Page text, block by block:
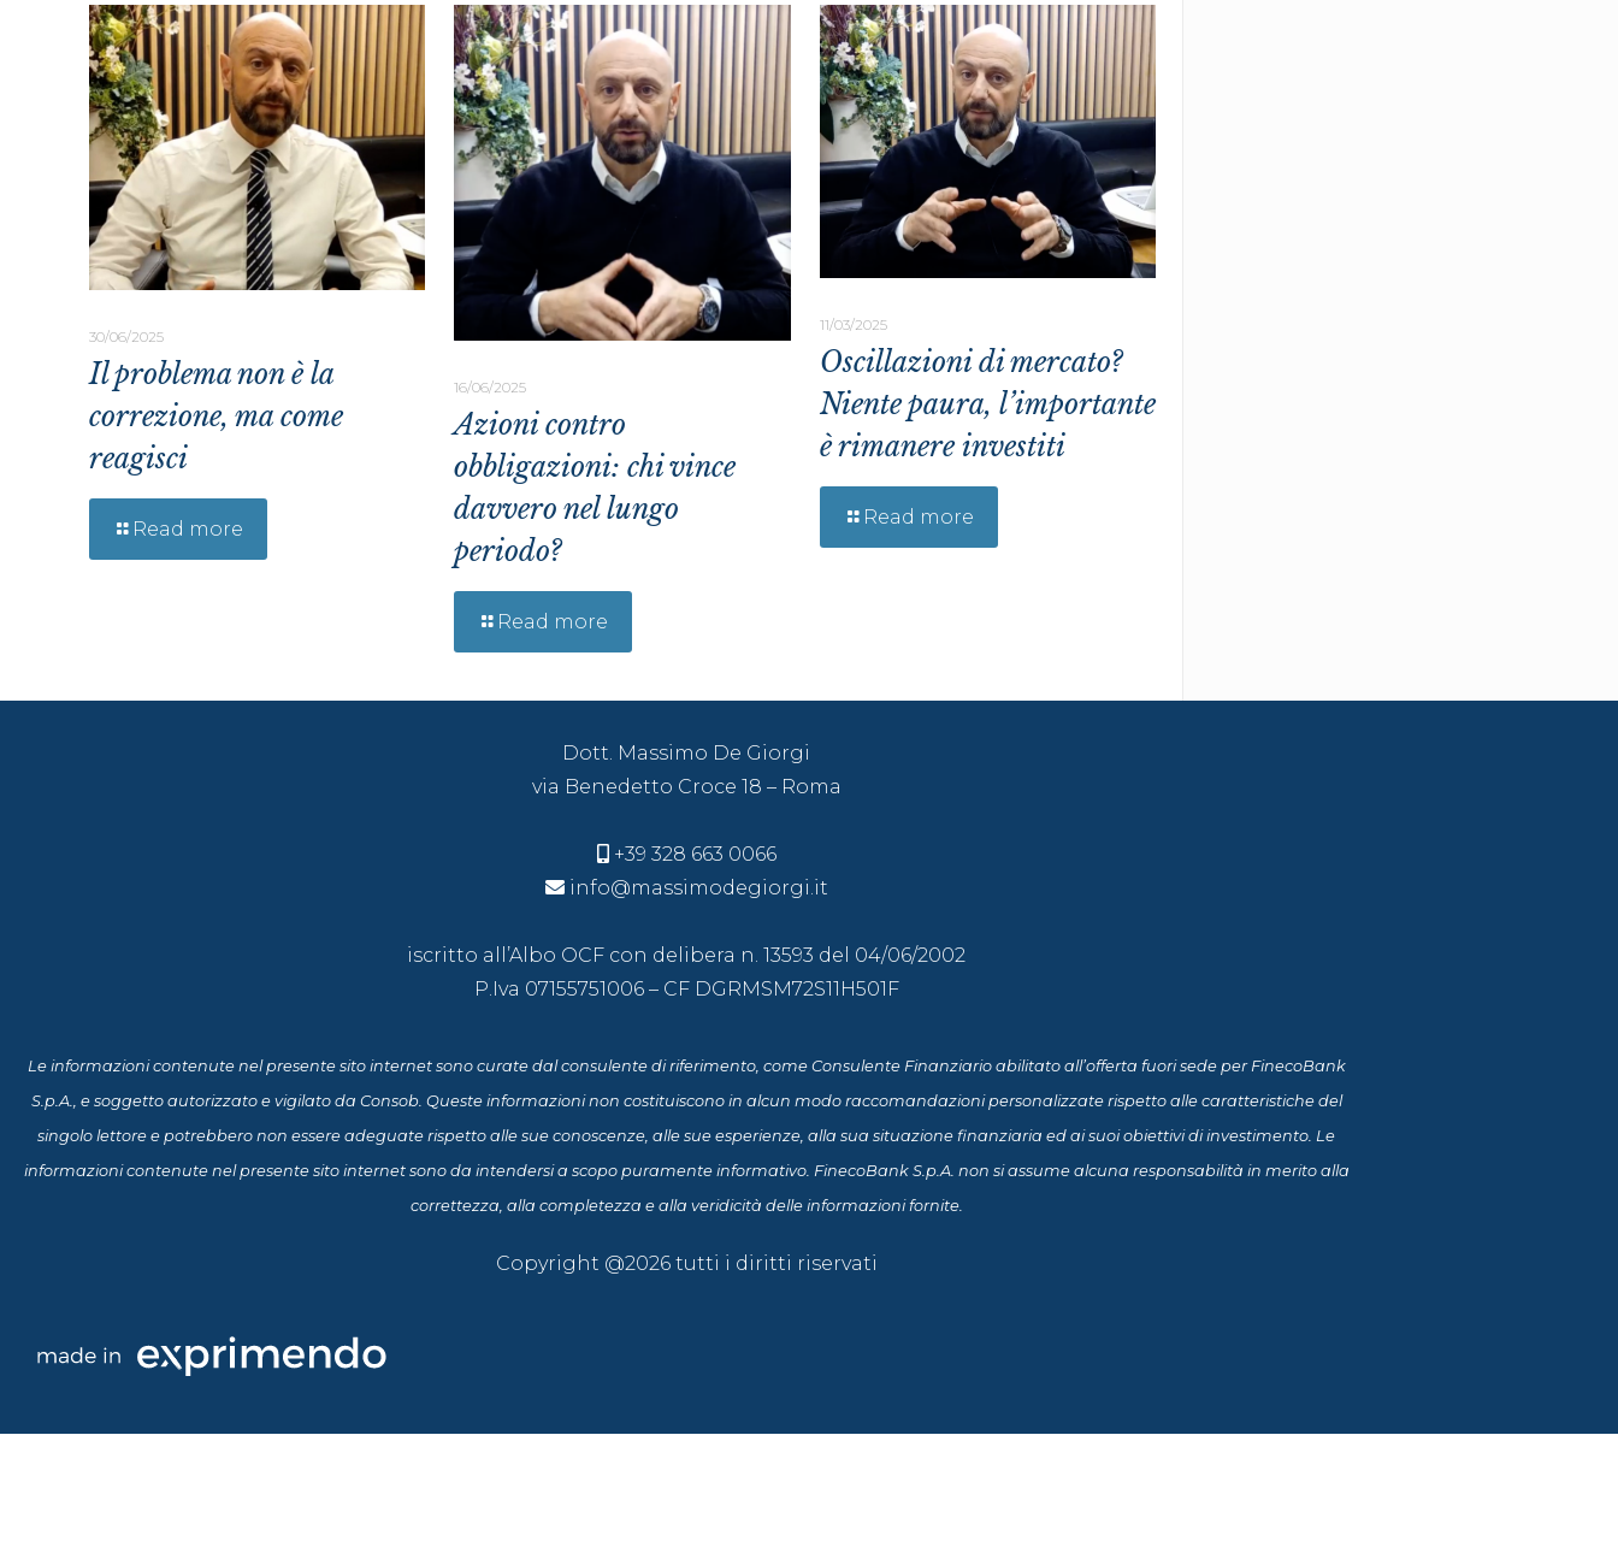
30/06/2025
Il problema non è la
correzione, ma come
reagisci
Read more
16/06/2025
Azioni contro
obbligazioni: chi vince
davvero nel lungo
periodo?
Read more
11/03/2025
Oscillazioni di mercato?
Niente paura, l’importante
è rimanere investiti
Read more
Dott. Massimo De Giorgi
via Benedetto Croce 18 – Roma
+39 328 663 0066
info@massimodegiorgi.it
iscritto all’Albo OCF con delibera n. 13593 del 04/06/2002
P.Iva 07155751006 – CF DGRMSM72S11H501F
Le informazioni contenute nel presente sito internet sono curate dal consulente di riferimento, come Consulente Finanziario abilitato all’offerta fuori sede per FinecoBank
S.p.A., e soggetto autorizzato e vigilato da Consob. Queste informazioni non costituiscono in alcun modo raccomandazioni personalizzate rispetto alle caratteristiche del
singolo lettore e potrebbero non essere adeguate rispetto alle sue conoscenze, alle sue esperienze, alla sua situazione finanziaria ed ai suoi obiettivi di investimento. Le
informazioni contenute nel presente sito internet sono da intendersi a scopo puramente informativo. FinecoBank S.p.A. non si assume alcuna responsabilità in merito alla
correttezza, alla completezza e alla veridicità delle informazioni fornite.
Copyright @2026 tutti i diritti riservati